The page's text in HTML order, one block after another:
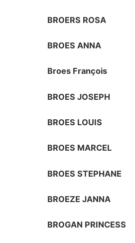
BROERS ROSA
BROES ANNA
Broes François
BROES JOSEPH
BROES LOUIS
BROES MARCEL
BROES STEPHANE
BROEZE JANNA
BROGAN PRINCESS